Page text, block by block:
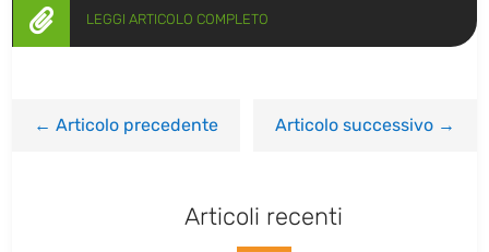
 LEGGI ARTICOLO COMPLETO
←Articolo precedente Articolo successivo→
Articoli recenti